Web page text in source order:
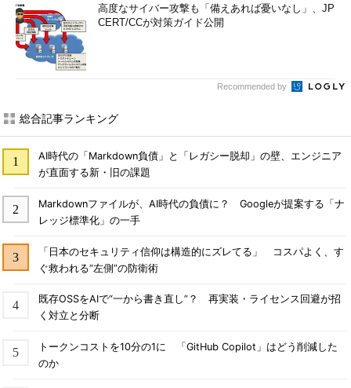
高度なサイバー攻撃も「備えあれば憂いなし」、JP
CERT/CCが対策ガイド公開
Recommended by
総合記事ランキング
AI時代の「Markdown負債」と「レガシー脱却」の壁、エンジニア
が直面する新・旧の課題
Markdownファイルが、AI時代の負債に？ Googleが提案する「ナ
レッジ標準化」の一手
「日本のセキュリティ信仰は構造的にズレてる」 コスパよく、す
ぐ救われる“左側”の防衛術
既存OSSをAIで“一から書き直し”？ 再実装・ライセンス回避が招
く対立と分断
トークンコストを10分の1に 「GitHub Copilot」はどう削減した
のか